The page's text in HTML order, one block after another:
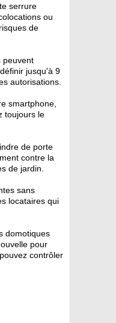
serrure
ou
de
peuvent
jusqu'à 9
autorisations.
smartphone,
toujours le
de porte
contre la
de jardin.
sans
locataires qui
domotiques
pour
contrôler